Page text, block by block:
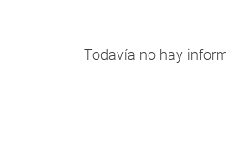
Todavía no hay